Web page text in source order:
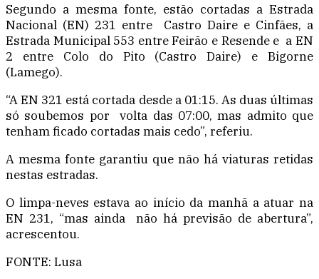
Segundo a mesma fonte, estão cortadas a Estrada
Nacional (EN) 231 entre Castro Daire e Cinfães, a
Estrada Municipal 553 entre Feirão e Resende e a EN
2 entre Colo do Pito (Castro Daire) e Bigorne
(Lamego).
“A EN 321 está cortada desde a 01:15. As duas últimas
só soubemos por volta das 07:00, mas admito que
tenham ficado cortadas mais cedo”, referiu.
A mesma fonte garantiu que não há viaturas retidas
nestas estradas.
O limpa-neves estava ao início da manhã a atuar na
EN 231, “mas ainda não há previsão de abertura”,
acrescentou.
FONTE: Lusa